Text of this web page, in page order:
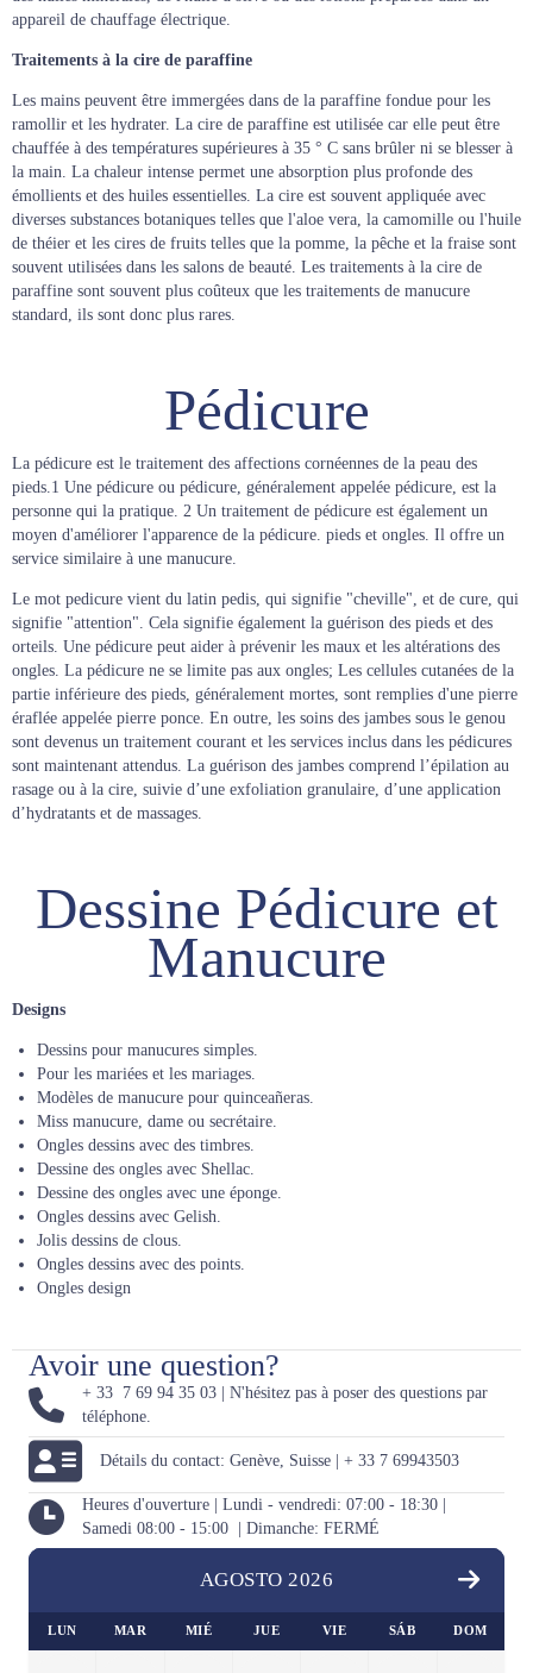
appareil de chauffage électrique.
Traitements à la cire de paraffine
Les mains peuvent être immergées dans de la paraffine fondue pour les
ramollir et les hydrater. La cire de paraffine est utilisée car elle peut être
chauffée à des températures supérieures à 35 ° C sans brûler ni se blesser à
la main. La chaleur intense permet une absorption plus profonde des
émollients et des huiles essentielles. La cire est souvent appliquée avec
diverses substances botaniques telles que l'aloe vera, la camomille ou l'huile
de théier et les cires de fruits telles que la pomme, la pêche et la fraise sont
souvent utilisées dans les salons de beauté. Les traitements à la cire de
paraffine sont souvent plus coûteux que les traitements de manucure
standard, ils sont donc plus rares.
Pédicure
La pédicure est le traitement des affections cornéennes de la peau des
pieds.1 Une pédicure ou pédicure, généralement appelée pédicure, est la
personne qui la pratique. 2 Un traitement de pédicure est également un
moyen d'améliorer l'apparence de la pédicure. pieds et ongles. Il offre un
service similaire à une manucure.
Le mot pedicure vient du latin pedis, qui signifie "cheville", et de cure, qui
signifie "attention". Cela signifie également la guérison des pieds et des
orteils. Une pédicure peut aider à prévenir les maux et les altérations des
ongles. La pédicure ne se limite pas aux ongles; Les cellules cutanées de la
partie inférieure des pieds, généralement mortes, sont remplies d'une pierre
éraflée appelée pierre ponce. En outre, les soins des jambes sous le genou
sont devenus un traitement courant et les services inclus dans les pédicures
sont maintenant attendus. La guérison des jambes comprend l’épilation au
rasage ou à la cire, suivie d’une exfoliation granulaire, d’une application
d’hydratants et de massages.
Dessine Pédicure et
Manucure
Designs
Dessins pour manucures simples.
Pour les mariées et les mariages.
Modèles de manucure pour quinceañeras.
Miss manucure, dame ou secrétaire.
Ongles dessins avec des timbres.
Dessine des ongles avec Shellac.
Dessine des ongles avec une éponge.
Ongles dessins avec Gelish.
Jolis dessins de clous.
Ongles dessins avec des points.
Ongles design
Avoir une question?
+ 33 7 69 94 35 03 | N'hésitez pas à poser des questions par
téléphone.
Détails du contact: Genève, Suisse | + 33 7 69943503
Heures d'ouverture | Lundi - vendredi: 07:00 - 18:30 |
Samedi 08:00 - 15:00 | Dimanche: FERMÉ
AGOSTO 2026
LUN MAR MIÉ JUE VIE SÁB DOM